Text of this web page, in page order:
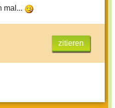
mal...
zitieren